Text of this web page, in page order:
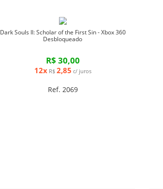
Dark Souls II: Scholar of the First Sin - Xbox 360
Desbloqueado
R$ 30,00
12xR$ 2,85 c/ juros
Ref. 2069